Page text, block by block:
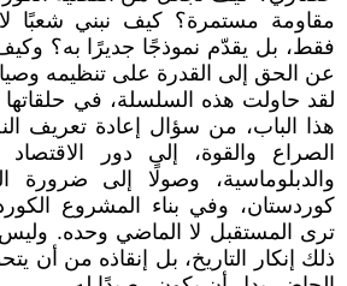
مقاومة مستمرة؟ كيف نبني شعبًا
فقط، بل يقدّم نموذجًا جديرًا به؟
عن الحق إلى القدرة على تنظيمه
لقد حاولت هذه السلسلة، في حلقاتها
هذا الباب، من سؤال إعادة تعريف
الصراع والقوة، إلى دور
والدبلوماسية، وصولًا إلى ضرورة
كوردستان، وفي بناء المشروع
ترى المستقبل لا الماضي وحده.
ذلك إنكار التاريخ، بل إنقاذه من أن